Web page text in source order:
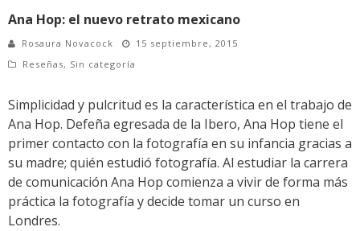
Ana Hop: el nuevo retrato mexicano
Rosaura Novacock
15 septiembre, 2015
Reseñas, Sin categoría
Simplicidad y pulcritud es la característica en el trabajo de
Ana Hop. Defeña egresada de la Ibero, Ana Hop tiene el
primer contacto con la fotografía en su infancia gracias a
su madre; quién estudió fotografía. Al estudiar la carrera
de comunicación Ana Hop comienza a vivir de forma más
práctica la fotografía y decide tomar un curso en
Londres.